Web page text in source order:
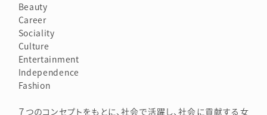
Beauty
Career
Sociality
Culture
Entertainment
Independence
Fashion
７つのコンセプトをもとに、社会で活躍し、社会に貢献する女